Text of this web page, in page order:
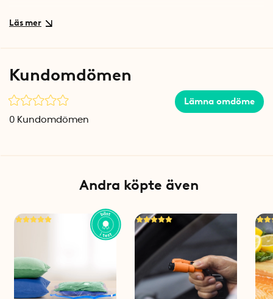
En uppskattad present
Specifikationer
Antal: 5 st
Färg: Svart/vit
Kundomdömen
Lämna omdöme
0 Kundomdömen
Andra köpte även